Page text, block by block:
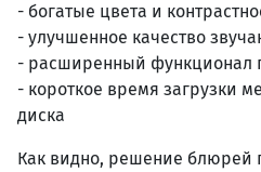
- богатые цвета и
- улучшенное качество
- расширенный функционал
- короткое время загрузки
диска
Как видно, решение блюрей